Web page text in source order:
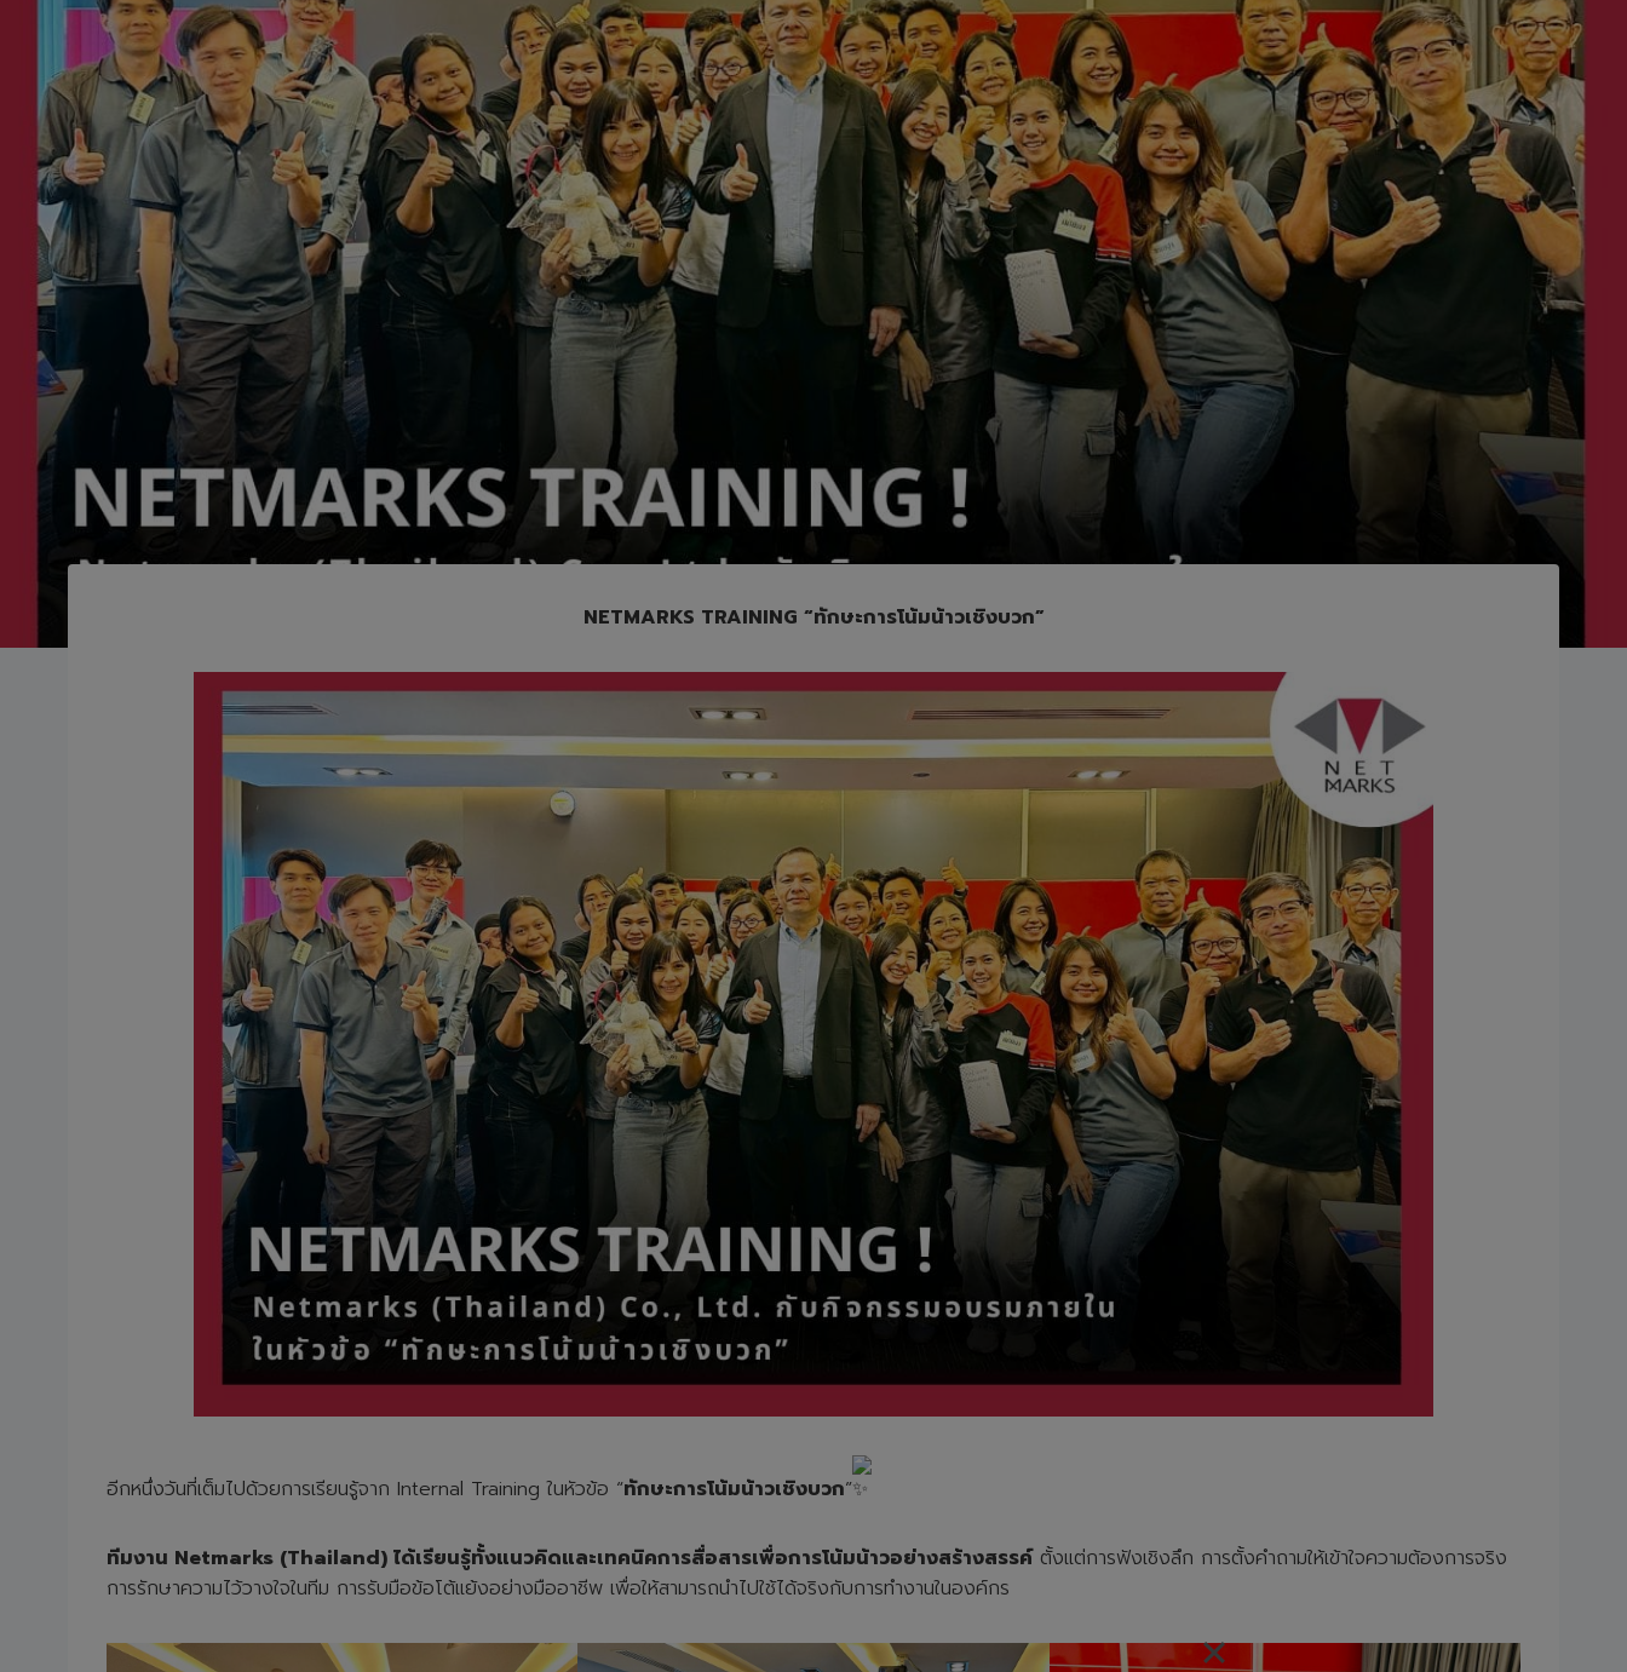
NETMARKS TRAINING “ทักษะการโน้มน้าวเชิงบวก”
อีกหนึ่งวันที่เต็มไปด้วยการเรียนรู้จาก Internal Training ในหัวข้อ “ทักษะการโน้มน้าวเชิงบวก”
ทีมงาน Netmarks (Thailand) ได้เรียนรู้ทั้งแนวคิดและเทคนิคการสื่อสารเพื่อการโน้มน้าวอย่างสร้างสรรค์ตั้งแต่การฟังเชิงลึก การตั้งคำถามให้เข้าใจความต้องการจริง
การรักษาความไว้วางใจในทีม การรับมือข้อโต้แย้งอย่างมืออาชีพ เพื่อให้สามารถนำไปใช้ได้จริงกับการทำงานในองค์กร